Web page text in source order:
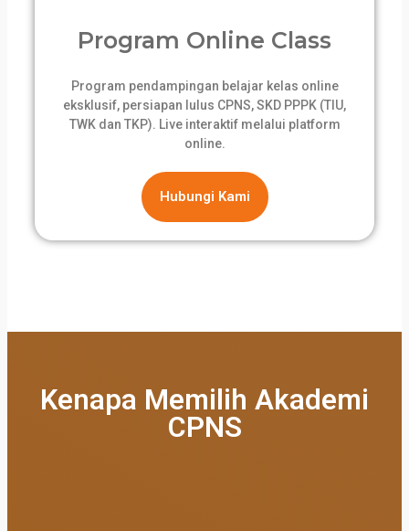
Program Online Class
Program pendampingan belajar kelas online
eksklusif, persiapan lulus CPNS, SKD PPPK (TIU,
TWK dan TKP). Live interaktif melalui platform
online.
Hubungi Kami
Kenapa Memilih Akademi
CPNS